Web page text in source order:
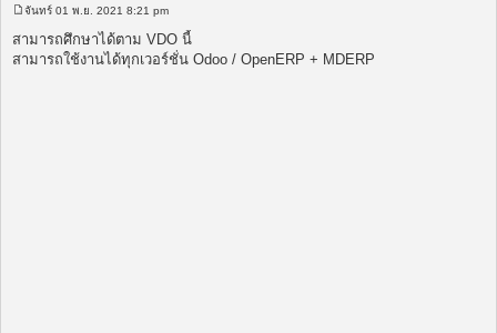
พ
ส
ต์
จันทร์ 01 พ.ย. 2021 8:21 pm
สามารถศึกษาได้ตาม VDO นี้
สามารถใช้งานได้ทุกเวอร์ชั่น Odoo / OpenERP + MDERP